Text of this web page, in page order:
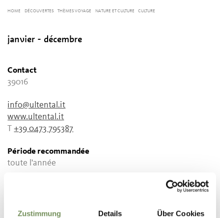
Zustimmung Details Über Cookies
HOME DÉCOUVERTES THÈMES VOYAGE NATURE ET CULTURE CULTURE
janvier - décembre
Contact
39016
info@ultental.it
www.ultental.it
T+39 0473 795387
Période recommandée
toute l'année